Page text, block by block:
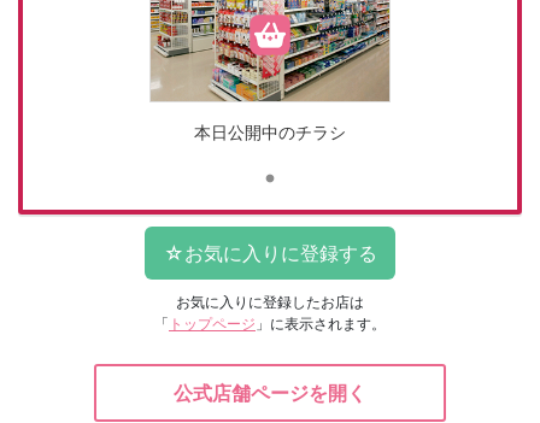
本日公開中のチラシ
お気に入りに登録したお店は
「 トップページ 」に表示されます。
公式店舗ページを開く